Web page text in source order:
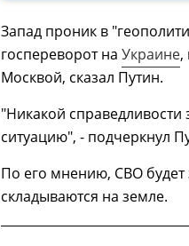
Запад проник в
госпереворот на Украине,
Москвой, сказал Путин.
"Никакой
ситуацию", - подчеркнул
По его мнению, СВО будет
складываются на земле.